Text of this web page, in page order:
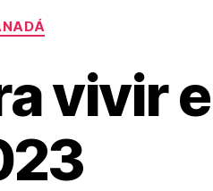
Categories
vivir
y
V
M
r
c